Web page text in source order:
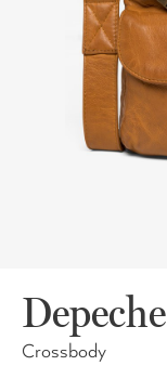
Depeche
Crossbody